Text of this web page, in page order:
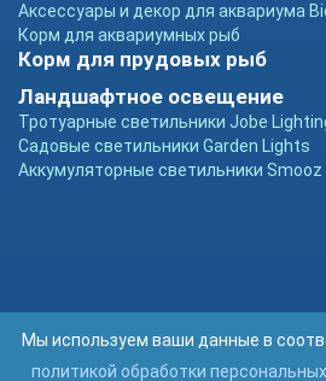
Аксессуары и декор для аквариума
Корм для аквариумных рыб
Корм для прудовых рыб
Ландшафтное освещение
Тротуарные светильники Jobe
Садовые светильники Garden Lights
Аккумуляторные светильники Smooz
Мы используем ваши данные в
политикой обработки